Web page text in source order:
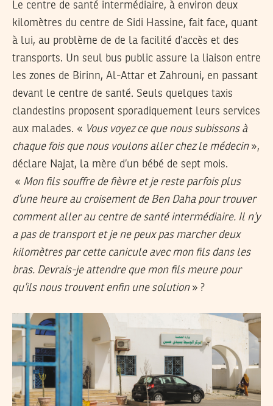
Le centre de santé intermédiaire, à environ deux
kilomètres du centre de Sidi Hassine, fait face, quant
à lui, au problème de de la facilité d’accès et des
transports. Un seul bus public assure la liaison entre
les zones de Birinn, Al-Attar et Zahrouni, en passant
devant le centre de santé. Seuls quelques taxis
clandestins proposent sporadiquement leurs services
aux malades. « Vous voyez ce que nous subissons à
chaque fois que nous voulons aller chez le médecin»,
déclare Najat, la mère d’un bébé de sept mois.
« Mon fils souffre de fièvre et je reste parfois plus
d’une heure au croisement de Ben Daha pour trouver
comment aller au centre de santé intermédiaire. Il n’y
a pas de transport et je ne peux pas marcher deux
kilomètres par cette canicule avec mon fils dans les
bras. Devrais-je attendre que mon fils meure pour
qu’ils nous trouvent enfin une solution» ?